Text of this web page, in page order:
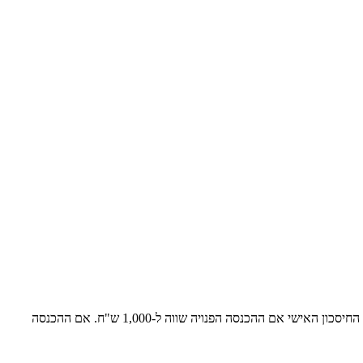
שאלה 1 נתונה עקומת צריכה פרטית : c=100+0.7 yd מהי הנטייה השולית לצרוך ומהי הנטייה השולית לחסוך? מהי משוואת החיסכון האישי? חשבו מהו החיסכון האישי אם ההכנסה הפנויה שווה ל-1,000 ש"ח. אם ההכנסה